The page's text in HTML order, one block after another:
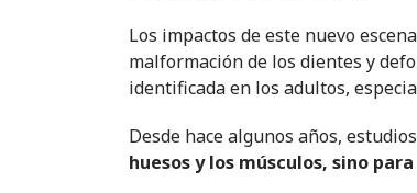
Los impactos de este nuevo
malformación de los dientes y
identificada en los adultos,
Desde hace algunos años,
huesos y los músculos, sino